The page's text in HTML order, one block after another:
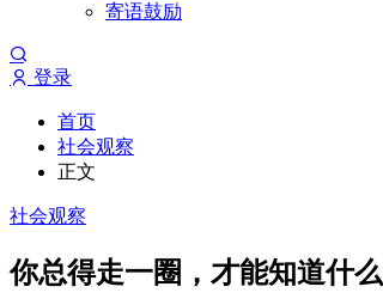
寄语鼓励
登录
首页
社会观察
正文
社会观察
你总得走一圈，才能知道什